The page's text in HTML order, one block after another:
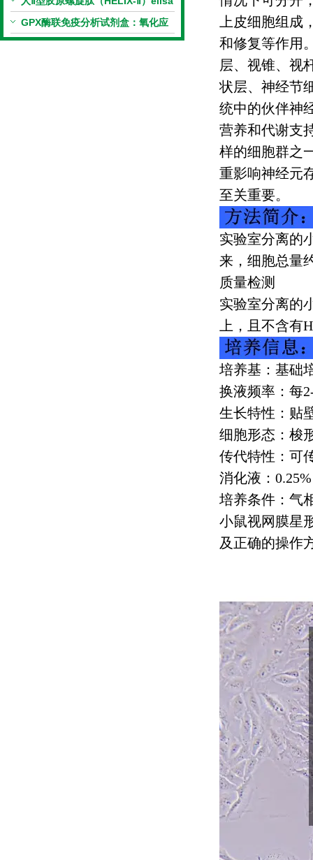
试剂盒科研优惠活动开启
GPX酶联免疫分析试剂盒：氧化应
激研究精准检测工具
上皮细胞组
和修复等作用
层、视锥、视
状层、神经节
统中的伙伴神
营养和代谢支
样的细胞群之
重影响神经元
至关重要。
实验室分离的
来，细胞总量
质量检测
实验室分离的
上，且不含有
培养基：基础
换液频率：每
生长特性：贴
细胞形态：梭
传代特性：可
消化液： 0.25%
培养条件：气
小鼠视网膜星
及正确的操作